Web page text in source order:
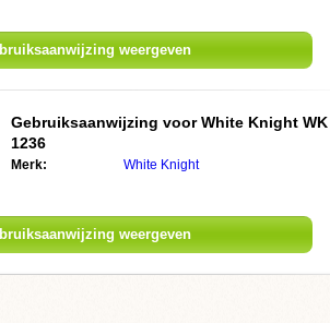
weergeven
Gebruiksaanwijzing voor White Knight WK
1236
Merk: White Knight
weergeven